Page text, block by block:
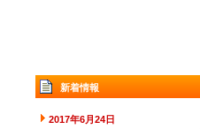
新着情報
2017年6月24日